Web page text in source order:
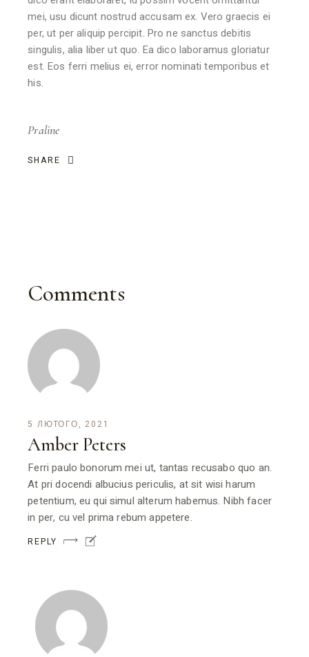
mei, usu dicunt nostrud accusam ex. Vero graecis ei
per, ut per aliquip percipit. Pro ne sanctus debitis
singulis, alia liber ut quo. Ea dico laboramus gloriatur
est. Eos ferri melius ei, error nominati temporibus et
his.
Praline
SHARE
Comments
5 ЛЮТОГО, 2021
Amber Peters
Ferri paulo bonorum mei ut, tantas recusabo quo an.
At pri docendi albucius periculis, at sit wisi harum
petentium, eu qui simul alterum habemus. Nibh facer
in per, cu vel prima rebum appetere.
REPLY